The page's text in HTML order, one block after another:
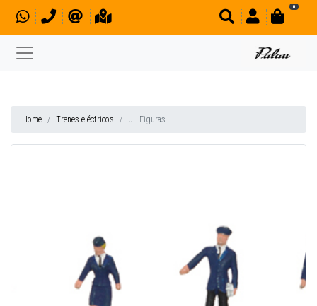
0
Home Trenes eléctricos U - Figuras